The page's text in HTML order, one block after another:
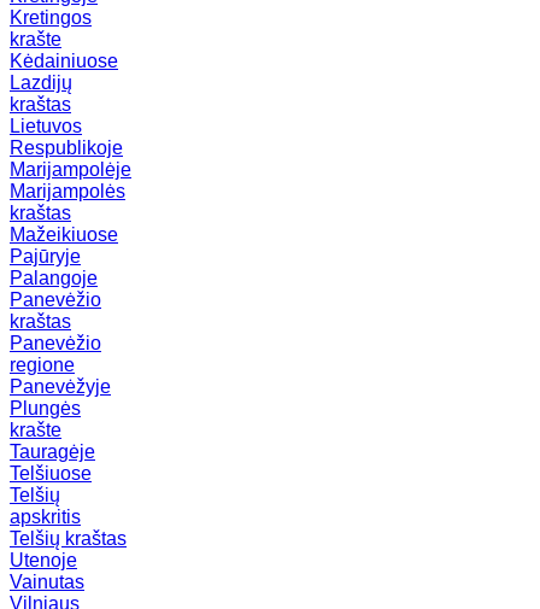
Kretingos
krašte
Kėdainiuose
Lazdijų
kraštas
Lietuvos
Respublikoje
Marijampolėje
Marijampolės
kraštas
Mažeikiuose
Pajūryje
Palangoje
Panevėžio
kraštas
Panevėžio
regione
Panevėžyje
Plungės
krašte
Tauragėje
Telšiuose
Telšių
apskritis
Telšių kraštas
Utenoje
Vainutas
Vilniaus